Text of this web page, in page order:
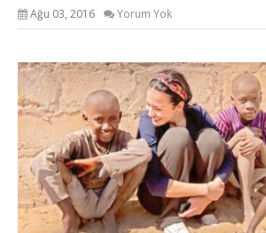
Ağu 03, 2016 Yorum Yok